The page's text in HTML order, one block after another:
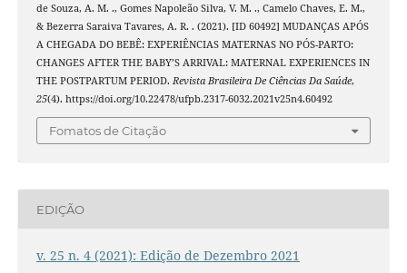
de Souza, A. M. ., Gomes Napoleão Silva, V. M. ., Camelo Chaves, E. M.,
& Bezerra Saraiva Tavares, A. R. . (2021). [ID 60492] MUDANÇAS APÓS
A CHEGADA DO BEBÊ: EXPERIÊNCIAS MATERNAS NO PÓS-PARTO:
CHANGES AFTER THE BABY’S ARRIVAL: MATERNAL EXPERIENCES IN
THE POSTPARTUM PERIOD. Revista Brasileira De Ciências Da Saúde,
25(4). https://doi.org/10.22478/ufpb.2317-6032.2021v25n4.60492
Fomatos de Citação
EDIÇÃO
v. 25 n. 4 (2021): Edição de Dezembro 2021